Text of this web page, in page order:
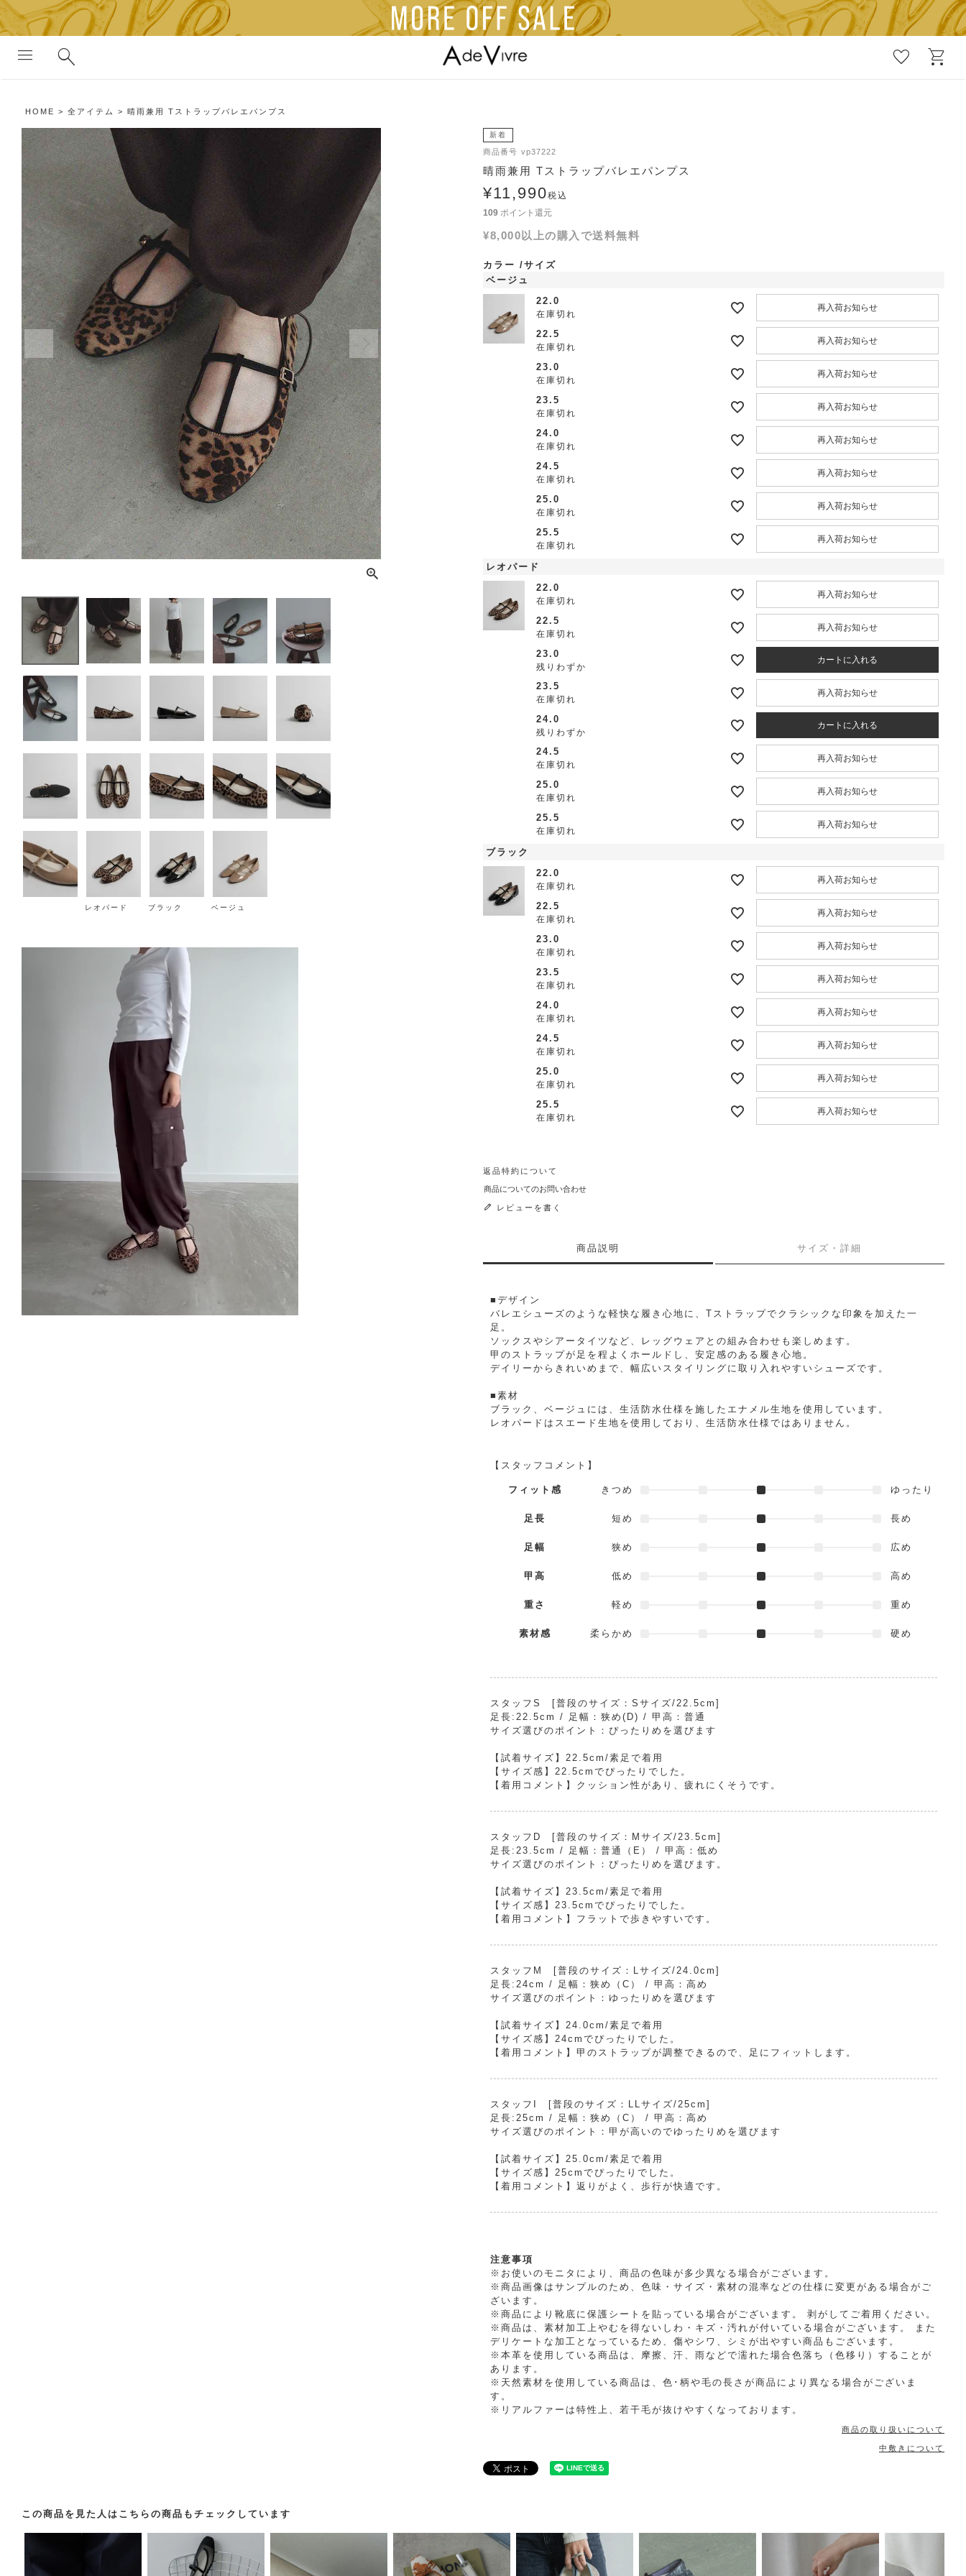
menu search favorite shopping_cart
HOME 全アイテム 晴雨兼用 Tストラップバレエパンプス
レオパード ブラック ベージュ
新着
商品番号 vp37222
晴雨兼用 Tストラップバレエパンプス
¥11,990税込
109 ポイント還元
¥8,000以上の購入で送料無料
カラー
サイズ
ベージュ
22.0
在庫切れ
再入荷お知らせ
22.5
在庫切れ
再入荷お知らせ
23.0
在庫切れ
再入荷お知らせ
23.5
在庫切れ
再入荷お知らせ
24.0
在庫切れ
再入荷お知らせ
24.5
在庫切れ
再入荷お知らせ
25.0
在庫切れ
再入荷お知らせ
25.5
在庫切れ
再入荷お知らせ
レオパード
22.0
在庫切れ
再入荷お知らせ
22.5
在庫切れ
再入荷お知らせ
23.0
残りわずか
カートに入れる
23.5
在庫切れ
再入荷お知らせ
24.0
残りわずか
カートに入れる
24.5
在庫切れ
再入荷お知らせ
25.0
在庫切れ
再入荷お知らせ
25.5
在庫切れ
再入荷お知らせ
ブラック
22.0
在庫切れ
再入荷お知らせ
22.5
在庫切れ
再入荷お知らせ
23.0
在庫切れ
再入荷お知らせ
23.5
在庫切れ
再入荷お知らせ
24.0
在庫切れ
再入荷お知らせ
24.5
在庫切れ
再入荷お知らせ
25.0
在庫切れ
再入荷お知らせ
25.5
在庫切れ
再入荷お知らせ
返品特約について
商品についてのお問い合わせ
レビューを書く
商品説明 サイズ・詳細
■デザイン
バレエシューズのような軽快な履き心地に、Tストラップでクラシックな印象を加えた一
足。
ソックスやシアータイツなど、レッグウェアとの組み合わせも楽しめます。
甲のストラップが足を程よくホールドし、安定感のある履き心地。
デイリーからきれいめまで、幅広いスタイリングに取り入れやすいシューズです。
■素材
ブラック、ベージュには、生活防水仕様を施したエナメル生地を使用しています。
レオパードはスエード生地を使用しており、生活防水仕様ではありません。
【スタッフコメント】
フィット感 きつめ ゆったり
足長 短め 長め
足幅 狭め 広め
甲高 低め 高め
重さ 軽め 重め
素材感 柔らかめ 硬め
スタッフS [普段のサイズ：Sサイズ/22.5cm]
足長:22.5cm / 足幅：狭め(D) / 甲高：普通
サイズ選びのポイント：ぴったりめを選びます
【試着サイズ】22.5cm/素足で着用
【サイズ感】22.5cmでぴったりでした。
【着用コメント】クッション性があり、疲れにくそうです。
スタッフD [普段のサイズ：Mサイズ/23.5cm]
足長:23.5cm / 足幅：普通（E） / 甲高：低め
サイズ選びのポイント：ぴったりめを選びます。
【試着サイズ】23.5cm/素足で着用
【サイズ感】23.5cmでぴったりでした。
【着用コメント】フラットで歩きやすいです。
スタッフM [普段のサイズ：Lサイズ/24.0cm]
足長:24cm / 足幅：狭め（C） / 甲高：高め
サイズ選びのポイント：ゆったりめを選びます
【試着サイズ】24.0cm/素足で着用
【サイズ感】24cmでぴったりでした。
【着用コメント】甲のストラップが調整できるので、足にフィットします。
スタッフI [普段のサイズ：LLサイズ/25cm]
足長:25cm / 足幅：狭め（C） / 甲高：高め
サイズ選びのポイント：甲が高いのでゆったりめを選びます
【試着サイズ】25.0cm/素足で着用
【サイズ感】25cmでぴったりでした。
【着用コメント】返りがよく、歩行が快適です。
注意事項
※お使いのモニタにより、商品の色味が多少異なる場合がございます。
※商品画像はサンプルのため、色味・サイズ・素材の混率などの仕様に変更がある場合がご
ざいます。
※商品により靴底に保護シートを貼っている場合がございます。 剥がしてご着用ください。
※商品は、素材加工上やむを得ないしわ・キズ・汚れが付いている場合がございます。 また
デリケートな加工となっているため、傷やシワ、シミが出やすい商品もございます。
※本革を使用している商品は、摩擦、汗、雨などで濡れた場合色落ち（色移り）することが
あります。
※天然素材を使用している商品は、色･柄や毛の長さが商品により異なる場合がございま
す。
※リアルファーは特性上、若干毛が抜けやすくなっております。
商品の取り扱いについて
中敷きについて
この商品を見た人はこちらの商品もチェックしています